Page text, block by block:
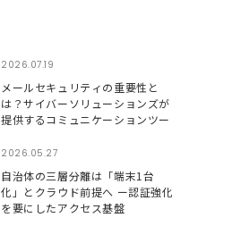
2026.07.19
メールセキュリティの重要性と
は？サイバーソリューションズが
提供するコミュニケーションツー
Soliton OneGate
2026.05.27
自治体の三層分離は「端末1台
化」とクラウド前提へ ー認証強化
を要にしたアクセス基盤